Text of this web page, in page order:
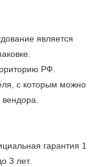
является
РФ.
с которым можно
гарантия 1
3 лет.